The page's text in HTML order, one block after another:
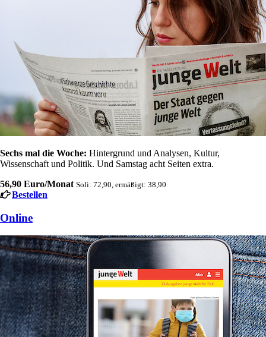
Sechs mal die Woche: Hintergrund und Analysen, Kultur,
Wissenschaft und Politik. Und Samstag acht Seiten extra.
56,90 Euro/Monat Soli: 72,90, ermäßigt: 38,90
Bestellen
Online